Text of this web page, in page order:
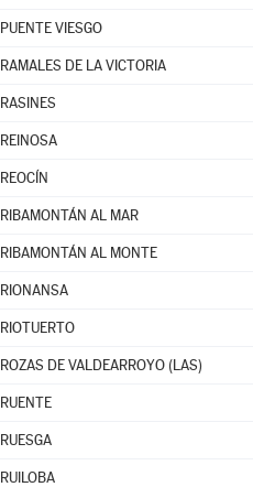
PUENTE VIESGO
RAMALES DE LA VICTORIA
RASINES
REINOSA
REOCÍN
RIBAMONTÁN AL MAR
RIBAMONTÁN AL MONTE
RIONANSA
RIOTUERTO
ROZAS DE VALDEARROYO (LAS)
RUENTE
RUESGA
RUILOBA